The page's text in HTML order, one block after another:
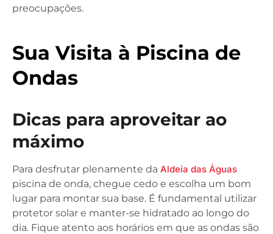
preocupações.
Sua Visita à Piscina de
Ondas
Dicas para aproveitar ao
máximo
Para desfrutar plenamente da Aldeia das Águas
piscina de onda, chegue cedo e escolha um bom
lugar para montar sua base. É fundamental utilizar
protetor solar e manter-se hidratado ao longo do
dia. Fique atento aos horários em que as ondas são